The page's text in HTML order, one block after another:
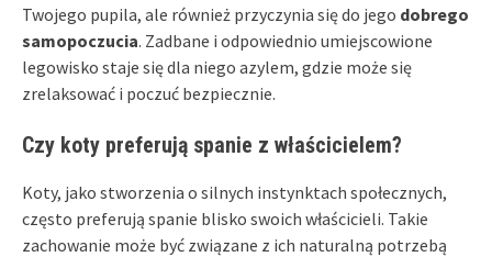
Twojego pupila, ale również przyczynia się do jego dobrego
samopoczucia. Zadbane i odpowiednio umiejscowione
legowisko staje się dla niego azylem, gdzie może się
zrelaksować i poczuć bezpiecznie.
Czy koty preferują spanie z właścicielem?
Koty, jako stworzenia o silnych instynktach społecznych,
często preferują spanie blisko swoich właścicieli. Takie
zachowanie może być związane z ich naturalną potrzebą